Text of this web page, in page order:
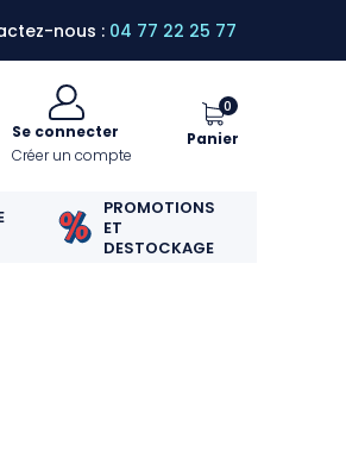
nous : 04 77 22 25 77
Se connecter
Créer un compte
0
Panier
PROMOTIONS
ET
DESTOCKAGE